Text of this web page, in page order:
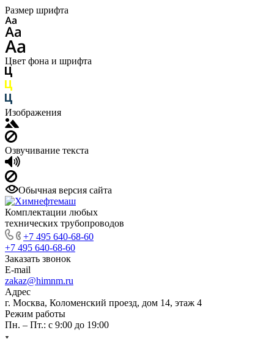
Размер шрифта
Цвет фона и шрифта
Изображения
Озвучивание текста
Обычная версия сайта
Комплектации любых
технических трубопроводов
+7 495 640-68-60
+7 495 640-68-60
Заказать звонок
E-mail
zakaz@himnm.ru
Адрес
г. Москва, Коломенский проезд, дом 14, этаж 4
Режим работы
Пн. – Пт.: с 9:00 до 19:00